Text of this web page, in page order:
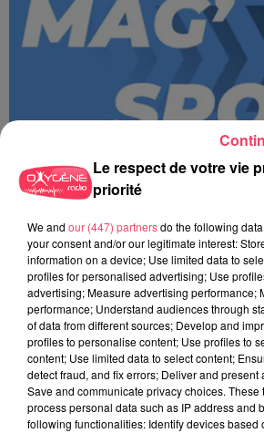
MAGSPORT SOIR 49 07/08/26
Le respect de votre vie
priorité
We and our (447) partnersdo the following
your consent and/or our legitimate interest:
information on a device; Use limited data to
profiles for personalised advertising; Use
advertising; Measure advertising performance;
performance; Understand audiences through
of data from different sources; Develop and
profiles to personalise content; Use profiles to
content; Use limited data to select content;
detect fraud, and fix errors; Deliver and
Save and communicate privacy choices.
process personal data such as IP address and
following functionalities: Identify devices based